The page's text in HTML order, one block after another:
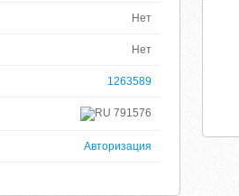
Нет
Нет
1263589
791576
Авторизация